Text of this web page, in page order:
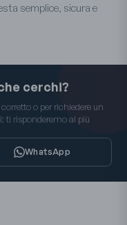
semplice, sicura e
cerchi?
o per richiedere un
ti risponderemo al più
WhatsApp